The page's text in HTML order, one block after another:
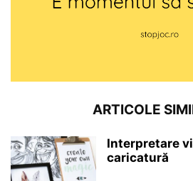
ARTICOLE
Interpretare
caricatură